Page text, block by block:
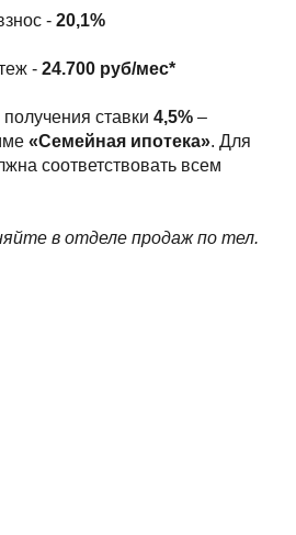
- 20,1%
- 24.700 руб/мес*
ставки 4,5% –
«Семейная ипотека». Для
соответствовать всем
в отделе продаж по тел.